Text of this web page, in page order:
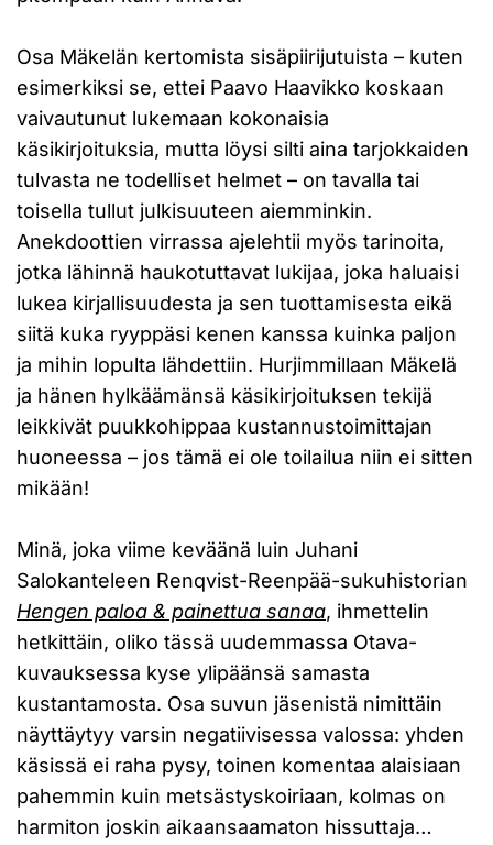
Osa Mäkelän kertomista sisäpiirijutuista – kuten
esimerkiksi se, ettei Paavo Haavikko koskaan
vaivautunut lukemaan kokonaisia
käsikirjoituksia, mutta löysi silti aina tarjokkaiden
tulvasta ne todelliset helmet – on tavalla tai
toisella tullut julkisuuteen aiemminkin.
Anekdoottien virrassa ajelehtii myös tarinoita,
jotka lähinnä haukotuttavat lukijaa, joka haluaisi
lukea kirjallisuudesta ja sen tuottamisesta eikä
siitä kuka ryyppäsi kenen kanssa kuinka paljon
ja mihin lopulta lähdettiin. Hurjimmillaan Mäkelä
ja hänen hylkäämänsä käsikirjoituksen tekijä
leikkivät puukkohippaa kustannustoimittajan
huoneessa – jos tämä ei ole toilailua niin ei sitten
mikään!
Minä, joka viime keväänä luin Juhani
Salokanteleen Renqvist-Reenpää-sukuhistorian
Hengen paloa & painettua sanaa, ihmettelin
hetkittäin, oliko tässä uudemmassa Otava-
kuvauksessa kyse ylipäänsä samasta
kustantamosta. Osa suvun jäsenistä nimittäin
näyttäytyy varsin negatiivisessa valossa: yhden
käsissä ei raha pysy, toinen komentaa alaisiaan
pahemmin kuin metsästyskoiriaan, kolmas on
harmiton joskin aikaansaamaton hissuttaja…